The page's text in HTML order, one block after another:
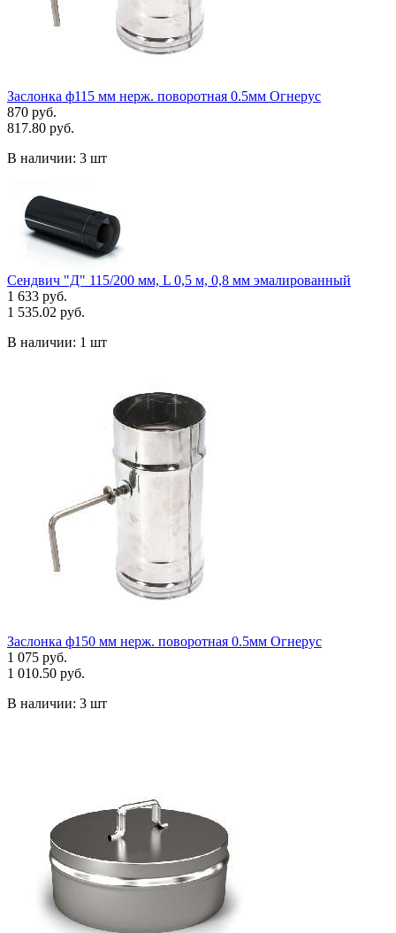
Заслонка ф115 мм нерж. поворотная 0.5мм Огнерус
870 руб.
817.80 руб.
В наличии: 3 шт
Сендвич "Д" 115/200 мм, L 0,5 м, 0,8 мм эмалированный
1 633 руб.
1 535.02 руб.
В наличии: 1 шт
Заслонка ф150 мм нерж. поворотная 0.5мм Огнерус
1 075 руб.
1 010.50 руб.
В наличии: 3 шт